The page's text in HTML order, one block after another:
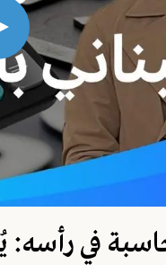
حاسبة في